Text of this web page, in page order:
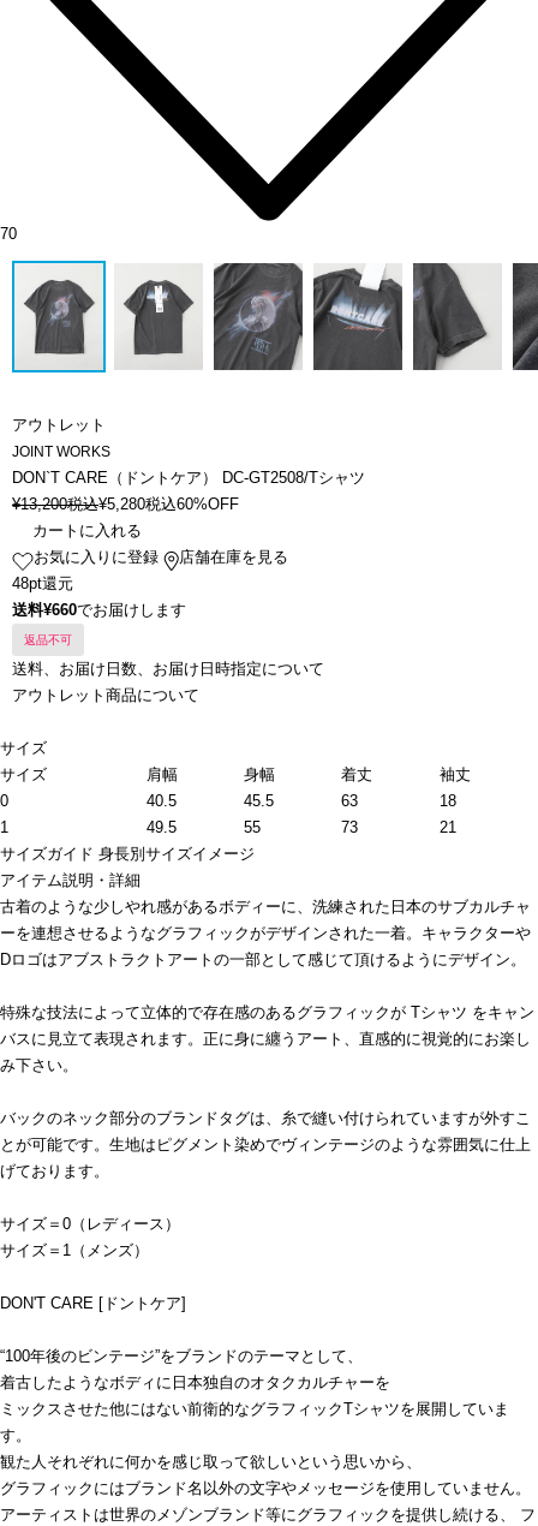
70
アウトレット
JOINT WORKS
DON`T CARE（ドントケア） DC-GT2508/Tシャツ
¥13,200税込¥5,280税込60%OFF
カートに入れる
お気に入りに登録
店舗在庫を見る
48pt還元
送料¥660でお届けします
返品不可
送料、お届け日数、お届け日時指定について
アウトレット商品について
サイズ
サイズ
肩幅 身幅 着丈
袖丈
0
40.5 45.5 63
18
1
49.5 55 73
21
サイズガイド 身長別サイズイメージ
アイテム説明・詳細
古着のような少しやれ感があるボディーに、洗練された日本のサブカルチャ
ーを連想させるようなグラフィックがデザインされた一着。キャラクターや
Dロゴはアブストラクトアートの一部として感じて頂けるようにデザイン。
特殊な技法によって立体的で存在感のあるグラフィックが Tシャツ をキャン
バスに見立て表現されます。正に身に纏うアート、直感的に視覚的にお楽し
み下さい。
バックのネック部分のブランドタグは、糸で縫い付けられていますが外すこ
とが可能です。生地はピグメント染めでヴィンテージのような雰囲気に仕上
げております。
サイズ＝0（レディース）
サイズ＝1（メンズ）
DON'T CARE [ドントケア]
“100年後のビンテージ”をブランドのテーマとして、
着古したようなボディに日本独自のオタクカルチャーを
ミックスさせた他にはない前衛的なグラフィックTシャツを展開していま
す。
観た人それぞれに何かを感じ取って欲しいという思いから、
グラフィックにはブランド名以外の文字やメッセージを使用していません。
アーティストは世界のメゾンブランド等にグラフィックを提供し続ける、 フ